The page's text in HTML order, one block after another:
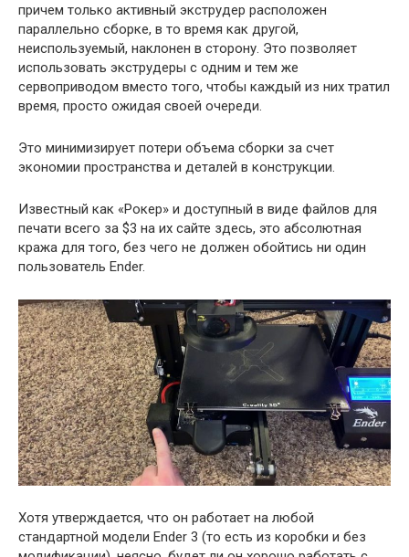
причем только активный экструдер расположен
параллельно сборке, в то время как другой,
неиспользуемый, наклонен в сторону. Это позволяет
использовать экструдеры с одним и тем же
сервоприводом вместо того, чтобы каждый из них тратил
время, просто ожидая своей очереди.
Это минимизирует потери объема сборки за счет
экономии пространства и деталей в конструкции.
Известный как «Рокер» и доступный в виде файлов для
печати всего за $3 на их сайте здесь, это абсолютная
кража для того, без чего не должен обойтись ни один
пользователь Ender.
Хотя утверждается, что он работает на любой
стандартной модели Ender 3 (то есть из коробки и без